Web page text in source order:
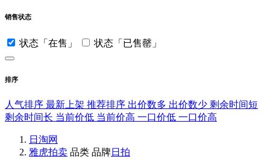
销售状态
状态「在售」 状态「已售罄」
排序
人气排序 最新上架 推荐排序 出价数多 出价数少 剩余时间短
剩余时间长 当前价低 当前价高 一口价低 一口价高
日淘网
雅虎拍卖 品类 品牌日拍